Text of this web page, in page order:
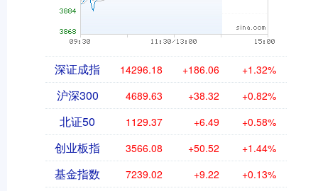
深证成指 14296.18 +186.06 +1.32%
沪深300 4689.63 +38.32 +0.82%
北证50 1129.37 +6.49 +0.58%
创业板指 3566.08 +50.52 +1.44%
基金指数 7239.02 +9.22 +0.13%